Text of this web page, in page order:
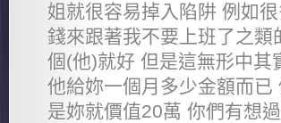
姐就很容易掉入陷阱 例如
錢來跟著我不要上班了之
個(他)就好 但是這無形中其
他給妳一個月多少金額而
是妳就價值20萬 你們有想